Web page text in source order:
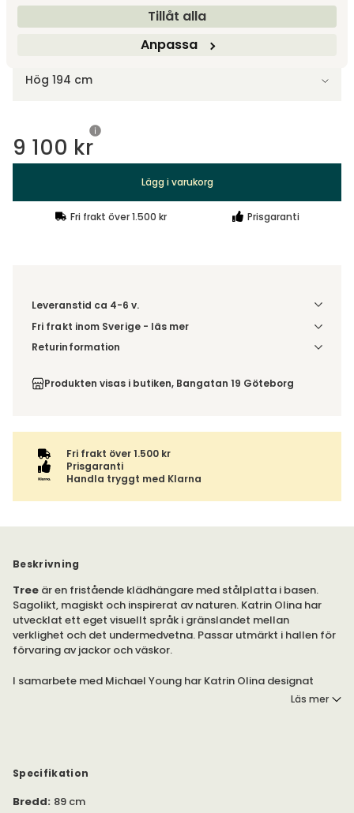
Tillåt alla
Anpassa
Hög 194 cm
9 100 kr
Lägg i varukorg
Fri frakt över 1.500 kr Prisgaranti
Leveranstid ca 4-6 v.
Fri frakt inom Sverige - läs mer
Denna vara skickas till din port/tomtgräns. Innan leverans
Beställs varan ihop med andra produkter skickas hela
ordern tillsammans.
Returinformation
inte av ångerrätten.
Produkten visas i butiken, Bangatan 19 Göteborg
Fri frakt över 1.500 kr
Prisgaranti
Handla tryggt med Klarna
Beskrivning
Tree är en fristående klädhängare med stålplatta i basen.
Sagolikt, magiskt och inspirerat av naturen. Katrin Olina har
utvecklat ett eget visuellt språk i gränslandet mellan
verklighet och det undermedvetna. Passar utmärkt i hallen för
förvaring av jackor och väskor.
I samarbete med Michael Young har Katrin Olina designat
klädhängaren Tree som blivit en stark symbol för Swedese.
Observera att produktbilderna mestadels visar rockhängaren i
Läs mer
Specifikation
Bredd: 89 cm